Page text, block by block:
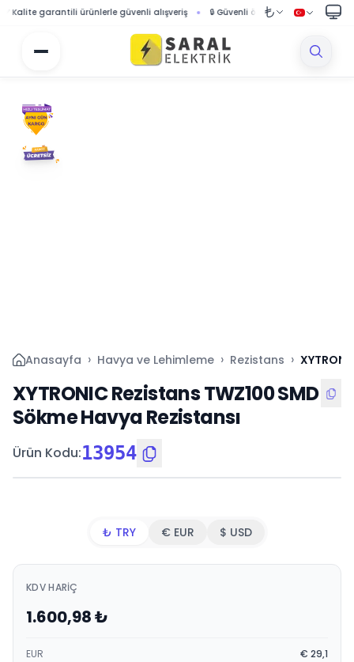
garantili ürünlerle güvenli alışveriş 🔒 Güvenli ödeme sistemi ile korumalı
Anasayfa › Havya ve Lehimleme › Rezistans ›
XYTRONIC Rezistans TWZ100 SMD
Sökme Havya Rezistansı
Ürün Kodu:13954
₺ TRY € EUR $ USD
KDV HARIÇ
1.600,98₺
EUR € 29,1